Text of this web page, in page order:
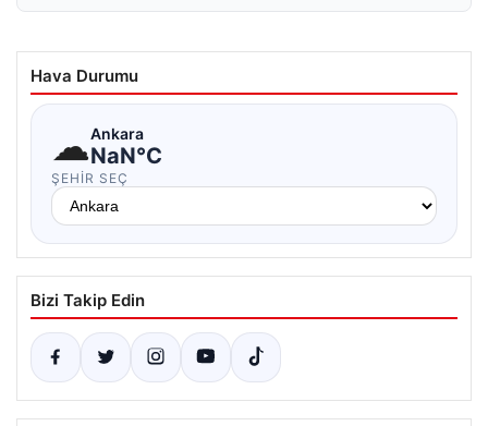
Hava Durumu
☁Ankara
NaN°C
ŞEHIR SEÇ
Bizi Takip Edin